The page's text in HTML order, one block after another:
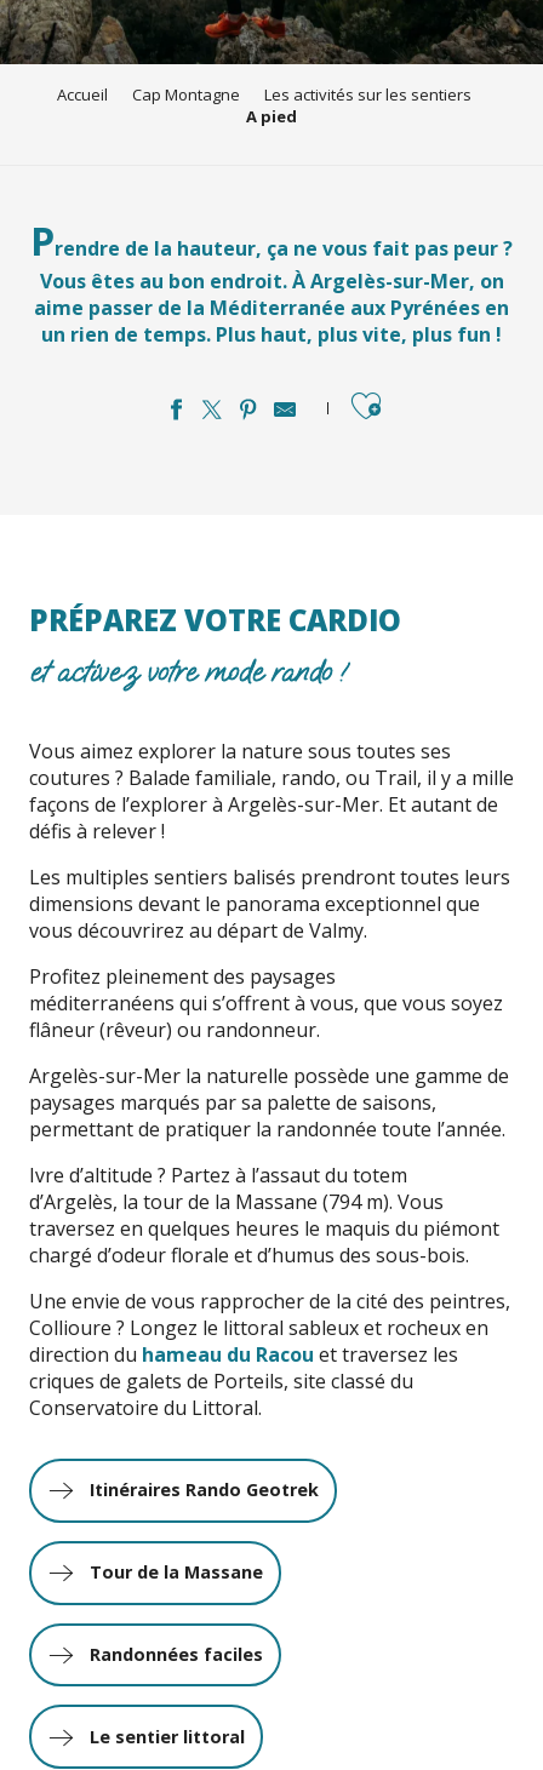
Accueil Cap Montagne
Les activités sur les sentiers
A pied
Prendre de la hauteur, ça ne vous fait pas peur ?
Vous êtes au bon endroit. À Argelès-sur-Mer, on
aime passer de la Méditerranée aux Pyrénées en
un rien de temps. Plus haut, plus vite, plus fun !
Ajouter aux
PRÉPAREZ VOTRE CARDIO
et activez votre mode rando !
Vous aimez explorer la nature sous toutes ses
coutures ? Balade familiale, rando, ou Trail, il y a mille
façons de l’explorer à Argelès-sur-Mer. Et autant de
défis à relever !
Les multiples sentiers balisés prendront toutes leurs
dimensions devant le panorama exceptionnel que
vous découvrirez au départ de Valmy.
Profitez pleinement des paysages
méditerranéens qui s’offrent à vous, que vous soyez
flâneur (rêveur) ou randonneur.
Argelès-sur-Mer la naturelle possède une gamme de
paysages marqués par sa palette de saisons,
permettant de pratiquer la randonnée toute l’année.
Ivre d’altitude ? Partez à l’assaut du totem
d’Argelès, la tour de la Massane (794 m). Vous
traversez en quelques heures le maquis du piémont
chargé d’odeur florale et d’humus des sous-bois.
Une envie de vous rapprocher de la cité des peintres,
Collioure ? Longez le littoral sableux et rocheux en
direction du hameau du Racou et traversez les
criques de galets de Porteils, site classé du
Conservatoire du Littoral.
Itinéraires Rando Geotrek
Tour de la Massane
Randonnées faciles
Le sentier littoral